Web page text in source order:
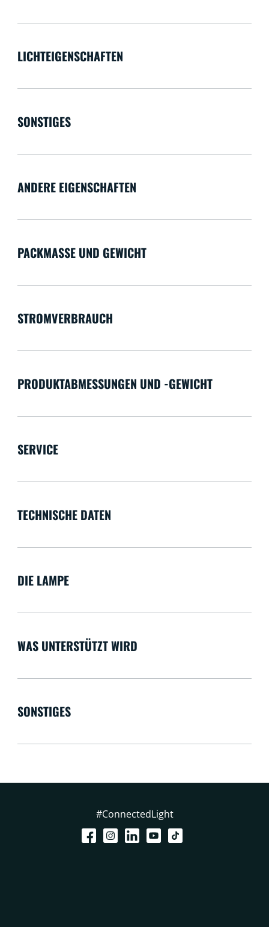
LICHTEIGENSCHAFTEN
SONSTIGES
ANDERE EIGENSCHAFTEN
PACKMASSE UND GEWICHT
STROMVERBRAUCH
PRODUKTABMESSUNGEN UND -GEWICHT
SERVICE
TECHNISCHE DATEN
DIE LAMPE
WAS UNTERSTÜTZT WIRD
SONSTIGES
#ConnectedLight